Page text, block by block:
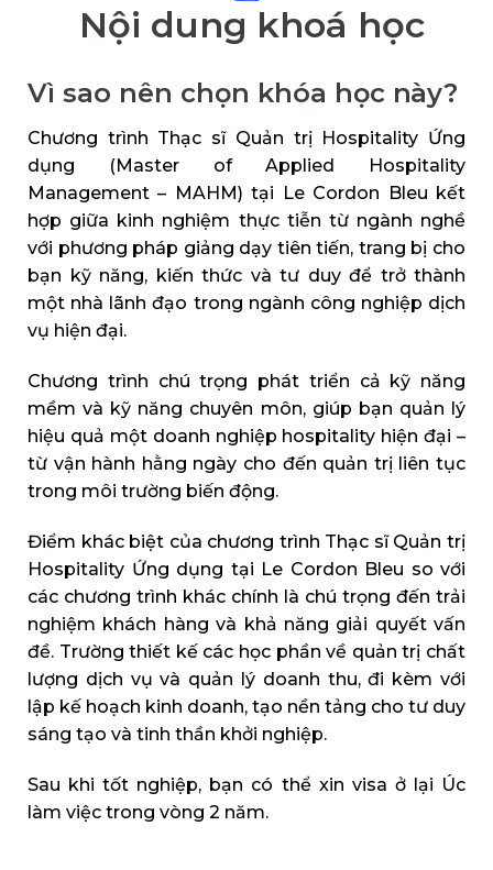
Nội dung khoá học
Vì sao nên chọn khóa học này?
Chương trình Thạc sĩ Quản trị Hospitality Ứng
dụng (Master of Applied Hospitality
Management – MAHM) tại Le Cordon Bleu kết
hợp giữa kinh nghiệm thực tiễn từ ngành nghề
với phương pháp giảng dạy tiên tiến, trang bị cho
bạn kỹ năng, kiến thức và tư duy để trở thành
một nhà lãnh đạo trong ngành công nghiệp dịch
vụ hiện đại.
Chương trình chú trọng phát triển cả kỹ năng
mềm và kỹ năng chuyên môn, giúp bạn quản lý
hiệu quả một doanh nghiệp hospitality hiện đại –
từ vận hành hằng ngày cho đến quản trị liên tục
trong môi trường biến động.
Điểm khác biệt của chương trình Thạc sĩ Quản trị
Hospitality Ứng dụng tại Le Cordon Bleu so với
các chương trình khác chính là chú trọng đến trải
nghiệm khách hàng và khả năng giải quyết vấn
đề. Trường thiết kế các học phần về quản trị chất
lượng dịch vụ và quản lý doanh thu, đi kèm với
lập kế hoạch kinh doanh, tạo nền tảng cho tư duy
sáng tạo và tinh thần khởi nghiệp.
Sau khi tốt nghiệp, bạn có thể xin visa ở lại Úc
làm việc trong vòng 2 năm.